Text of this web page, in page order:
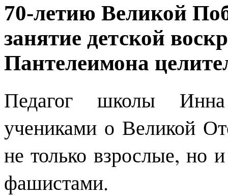
70-летию Великой
занятие детской
Пантелеимона
Педагог школы
учениками о Великой
не только взрослые, но
фашистами.